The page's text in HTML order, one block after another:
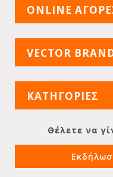
ONLINE
VECTOR
ΚΑΤΗΓΟΡΙΕΣ
Θέλετε να